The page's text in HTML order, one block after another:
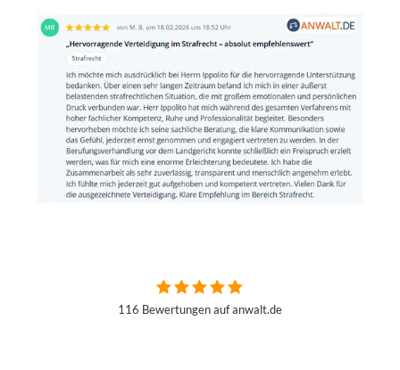
116 Bewertungen auf anwalt.de